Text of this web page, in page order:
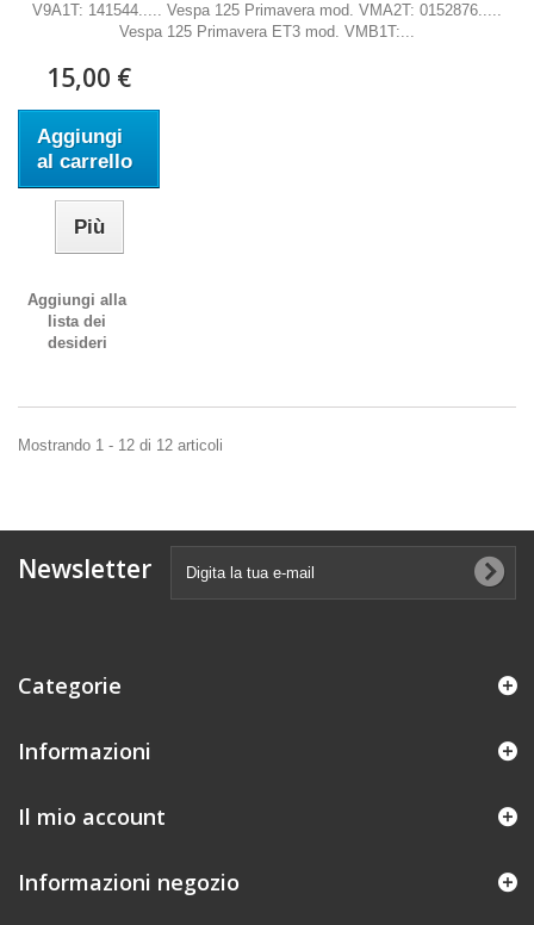
V9A1T: 141544..... Vespa 125 Primavera mod. VMA2T: 0152876.....
Vespa 125 Primavera ET3 mod. VMB1T:...
15,00 €
Aggiungi
al carrello
Più
Aggiungi alla
lista dei
desideri
Mostrando 1 - 12 di 12 articoli
Newsletter
Categorie
Informazioni
Il mio account
Informazioni negozio